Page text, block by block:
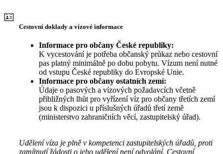
Cestovní doklady a vízové informace
Informace pro občany České republiky:
K vycestování je potřeba občanský průkaz nebo cestovní
pas platný minimálně po dobu pobytu. Vízum není nutné
od vstupu České republiky do Evropské Unie.
Informace pro občany ostatních zemí:
Údaje o pasových a vízových požadavcích včetně
přibližných lhůt pro vyřízení víz pro občany třetích zemí
jsou k dispozici u příslušných úřadů třetí země
(ministerstvo zahraničních věcí, zastupitelský úřad).
Udělení víza je plně v kompetenci zastupitelských úřadů, proti
zamítnutí žádosti o jeho udělení není odvolání. Cestovní